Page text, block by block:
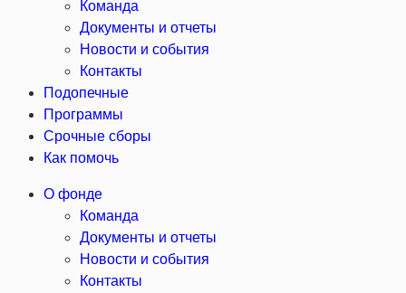
Команда
Документы и отчеты
Новости и события
Контакты
Подопечные
Программы
Срочные сборы
Как помочь
О фонде
Команда
Документы и отчеты
Новости и события
Контакты